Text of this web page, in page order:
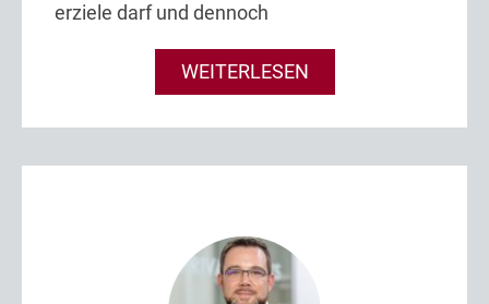
erziele darf und dennoch
WEITERLESEN